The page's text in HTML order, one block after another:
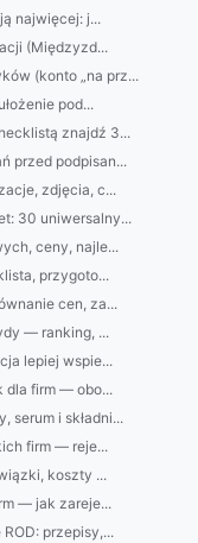
najwięcej: j...
(Międzyzd...
(konto „na prz...
pod...
znajdź 3...
przed podpisan...
zdjęcia, c...
30 uniwersalny...
ceny, najle...
przygoto...
cen, za...
— ranking, ...
lepiej wspie...
dla firm — obo...
serum i składni...
firm — reje...
koszty ...
— jak zareje...
przepisy,...